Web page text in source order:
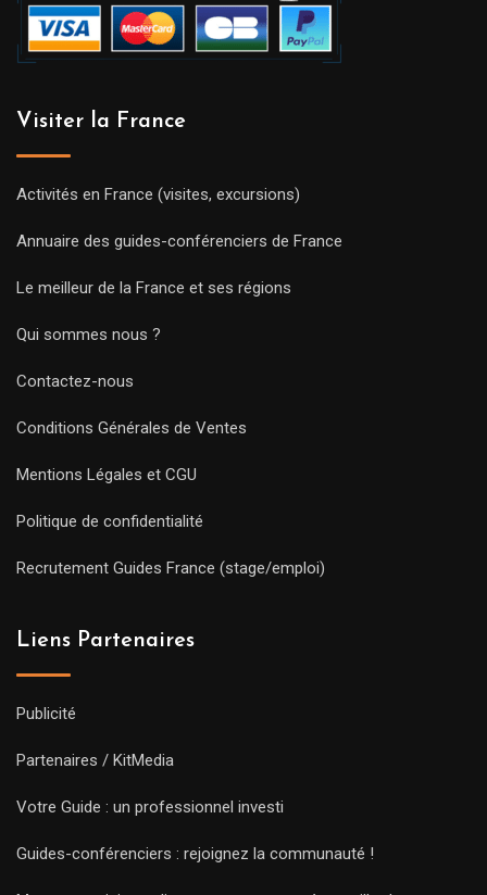
Visiter la France
Activités en France (visites, excursions)
Annuaire des guides-conférenciers de France
Le meilleur de la France et ses régions
Qui sommes nous ?
Contactez-nous
Conditions Générales de Ventes
Mentions Légales et CGU
Politique de confidentialité
Recrutement Guides France (stage/emploi)
Liens Partenaires
Publicité
Partenaires / KitMedia
Votre Guide : un professionnel investi
Guides-conférenciers : rejoignez la communauté !